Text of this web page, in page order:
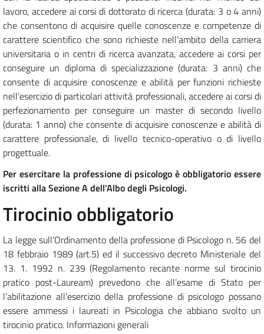
lavoro, accedere ai corsi di dottorato di ricerca (durata: 3 o 4 anni)
che consentono di acquisire quelle conoscenze e competenze di
carattere scientifico che sono richieste nell’ambito della carriera
universitaria o in centri di ricerca avanzata, accedere ai corsi per
conseguire un diploma di specializzazione (durata: 3 anni) che
consente di acquisire conoscenze e abilità per funzioni richieste
nell’esercizio di particolari attività professionali, accedere ai corsi di
perfezionamento per conseguire un master di secondo livello
(durata: 1 anno) che consente di acquisire conoscenze e abilità di
carattere professionale, di livello tecnico-operativo o di livello
progettuale.
Per esercitare la professione di psicologo è obbligatorio essere
iscritti alla Sezione A dell’Albo degli Psicologi.
Tirocinio obbligatorio
La legge sull’Ordinamento della professione di Psicologo n. 56 del
18 febbraio 1989 (art.5) ed il successivo decreto Ministeriale del
13. 1. 1992 n. 239 (Regolamento recante norme sul tirocinio
pratico post-Lauream) prevedono che all’esame di Stato per
l’abilitazione all’esercizio della professione di psicologo possano
essere ammessi i laureati in Psicologia che abbiano svolto un
tirocinio pratico. Informazioni generali